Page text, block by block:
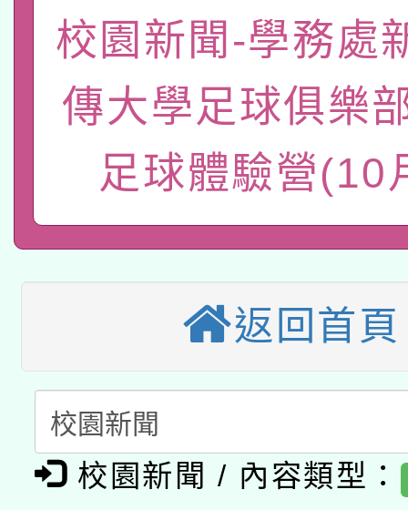
國立臺灣師範大學辦理
業成長研習」實施計畫
函轉國家教育研究院中
原住民族教育政策研討
族教育國際趨勢與發展
轉知教育部國民及學前
新北市政府教育局辦理
師專業成長研習實施
方素養工作坊新北場」
函轉國立臺灣師範大學
族語言臺北學習中心
轉知有關國立成功大學
文教學共融平台-教案
件」活動簡章
教育部國民及學前教
年度COVID-19疫苗接
接種對象擴大為「滿6
接種之民眾」措施，
月28日止
轉知經濟部水利署委託
業技術研究院辦理「
用水績優單位及節水達
動」
115年8月22日(星期六
桃園市孔廟祈福系列
開 智慧啟航」
2026年桃園地景藝術
「2026桃園藝術巡演
關事宜
轉知教育部國民及學前
國立臺灣師範大學辦
函轉國家教育研究院中
校園新聞-學務處
傳大學足球俱樂
足球體驗營(10
返回首頁
校園新聞 / 內容類型：